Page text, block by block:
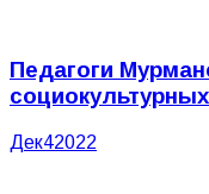
Педагоги
Дек42022